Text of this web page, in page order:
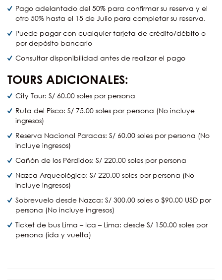
Pago adelantado del 50% para confirmar su reserva y el
otro 50% hasta el 15 de Julio para completar su reserva.
Puede pagar con cualquier tarjeta de crédito/débito o
por depósito bancario
Consultar disponibilidad antes de realizar el pago
TOURS ADICIONALES:
City Tour: S/ 60.00 soles por persona
Ruta del Pisco: S/ 75.00 soles por persona (No incluye
ingresos)
Reserva Nacional Paracas: S/ 60.00 soles por persona (No
incluye ingresos)
Cañón de los Pérdidos: S/ 220.00 soles por persona
Nazca Arqueológico: S/ 220.00 soles por persona (No
incluye ingresos)
Sobrevuelo desde Nazca: S/ 300.00 soles o $90.00 USD por
persona (No incluye ingresos)
Ticket de bus Lima – Ica – Lima: desde S/ 150.00 soles por
persona (ida y vuelta)